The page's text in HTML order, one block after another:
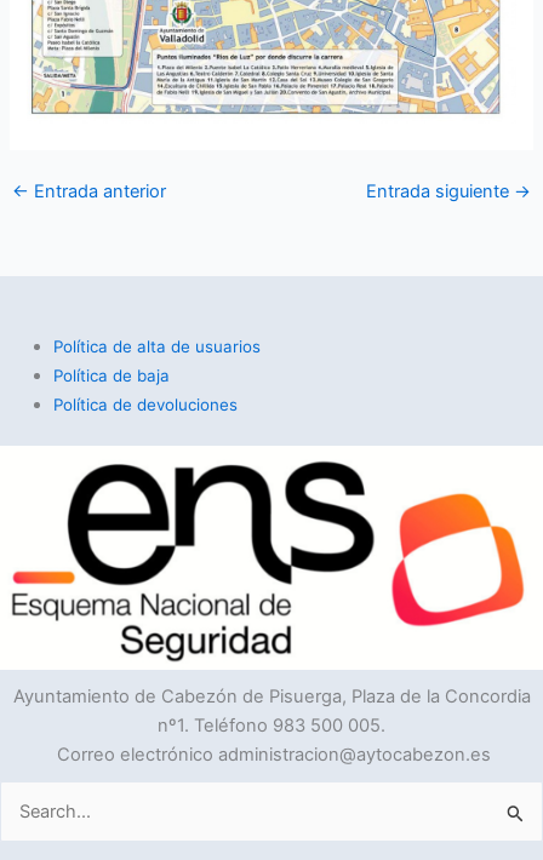
← Entrada anterior Entrada siguiente →
Política de alta de usuarios
Política de baja
Política de devoluciones
Ayuntamiento de Cabezón de Pisuerga, Plaza de la Concordia
nº1. Teléfono 983 500 005.
Correo electrónico administracion@aytocabezon.es
Buscar
por: